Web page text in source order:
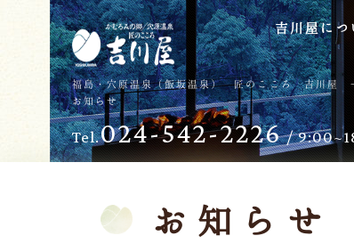
福島・穴原温泉（飯坂温泉） 匠のこころ 吉川屋 -
お知らせ
吉川屋につ
Tel.024-542-2226/
お知らせ
TOP
吉川屋について
温泉
過ごし方
お子様向けサー
バリアフリー
交通のご案内